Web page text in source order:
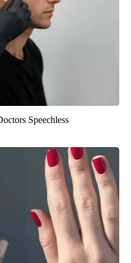
Speechless